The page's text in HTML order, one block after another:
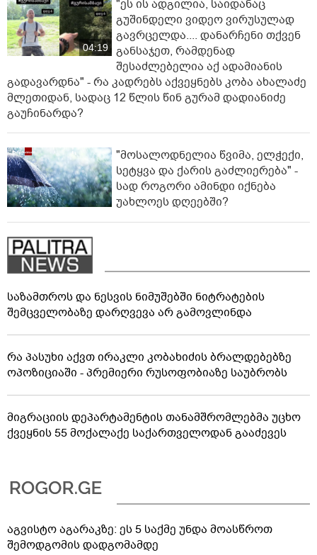
04:19
"ეს ის ადგილია, საიდანაც
გუშინდელი ვიდეო ვირუსულად
გავრცელდა.... დანარჩენი თქვენ
განსაჯეთ, რამდენად
შესაძლებელია აქ ადამიანის
გადავარდნა" - რა კადრებს აქვეყნებს კობა ახალაძე
მლეთიდან, სადაც 12 წლის წინ გურამ დადიანიძე
გაუჩინარდა?
"მოსალოდნელია წვიმა, ელჭექი,
სეტყვა და ქარის გაძლიერება" -
სად როგორი ამინდი იქნება
უახლოეს დღეებში?
საზამთროს და ნესვის ნიმუშებში ნიტრატების
შემცველობაზე დარღვევა არ გამოვლინდა
რა პასუხი აქვთ ირაკლი კობახიძის ბრალდებებზე
ოპოზიციაში - პრემიერი რუსოფობიაზე საუბრობს
მიგრაციის დეპარტამენტის თანამშრომლებმა უცხო
ქვეყნის 55 მოქალაქე საქართველოდან გააძევეს
აგვისტო აგარაკზე: ეს 5 საქმე უნდა მოასწროთ
შემოდგომის დადგომამდე